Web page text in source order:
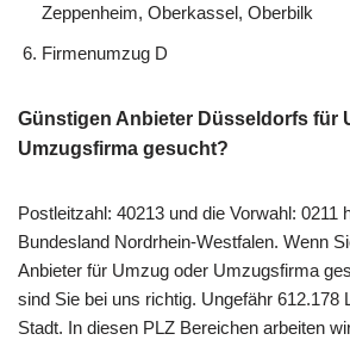
Zeppenheim, Oberkassel, Oberbilk
Firmenumzug D
Günstigen Anbieter Düsseldorfs für
Umzugsfirma gesucht?
Postleitzahl: 40213 und die Vorwahl: 0211
Bundesland Nordrhein-Westfalen. Wenn
Anbieter für Umzug oder Umzugsfirma
sind Sie bei uns richtig. Ungefähr 612.178
Stadt. In diesen PLZ Bereichen arbeiten